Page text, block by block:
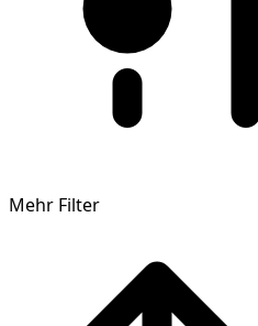
Mehr Filter